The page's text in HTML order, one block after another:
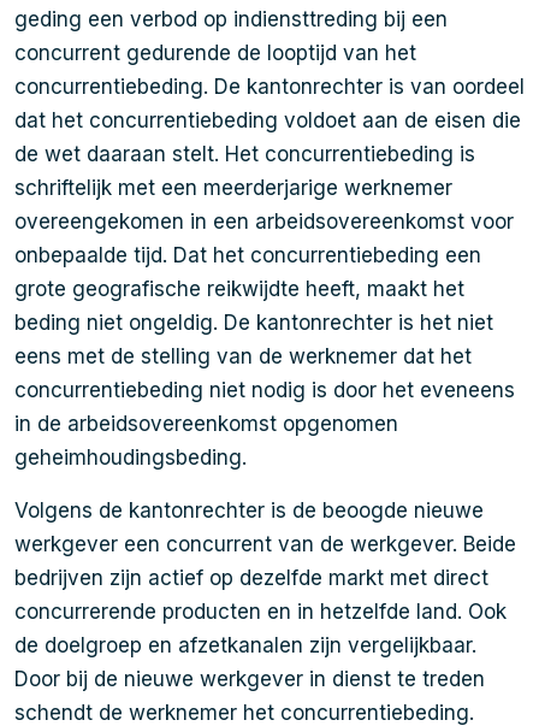
geding een verbod op indiensttreding bij een
concurrent gedurende de looptijd van het
concurrentiebeding. De kantonrechter is van oordeel
dat het concurrentiebeding voldoet aan de eisen die
de wet daaraan stelt. Het concurrentiebeding is
schriftelijk met een meerderjarige werknemer
overeengekomen in een arbeidsovereenkomst voor
onbepaalde tijd. Dat het concurrentiebeding een
grote geografische reikwijdte heeft, maakt het
beding niet ongeldig. De kantonrechter is het niet
eens met de stelling van de werknemer dat het
concurrentiebeding niet nodig is door het eveneens
in de arbeidsovereenkomst opgenomen
geheimhoudingsbeding.
Volgens de kantonrechter is de beoogde nieuwe
werkgever een concurrent van de werkgever. Beide
bedrijven zijn actief op dezelfde markt met direct
concurrerende producten en in hetzelfde land. Ook
de doelgroep en afzetkanalen zijn vergelijkbaar.
Door bij de nieuwe werkgever in dienst te treden
schendt de werknemer het concurrentiebeding.